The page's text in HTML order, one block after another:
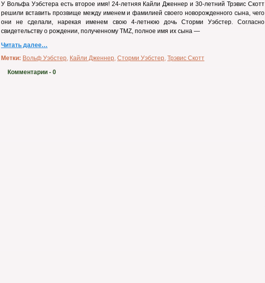
У Вольфа Уэбстера есть второе имя! 24-летняя Кайли Дженнер и 30-летний Трэвис Скотт
решили вставить прозвище между именем и фамилией своего новорожденного сына, чего
они не сделали, нарекая именем свою 4-летнюю дочь Сторми Уэбстер. Согласно
свидетельству о рождении, полученному TMZ, полное имя их сына —
Читать далее…
Метки: Вольф Уэбстер, Кайли Дженнер, Сторми Уэбстер, Трэвис Скотт
Комментарии - 0